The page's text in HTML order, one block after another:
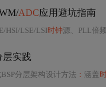
ADC应用避坑指南
HSI/LSE/LSI时钟源、PLL倍
层实践
分层架构设计方法 ： 涵盖